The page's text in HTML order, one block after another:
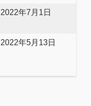
2022年7月1日
2022年5月13日